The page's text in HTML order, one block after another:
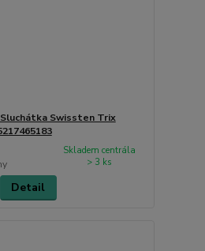
Swissten Trix
Skladem centrála
> 3 ks
Detail